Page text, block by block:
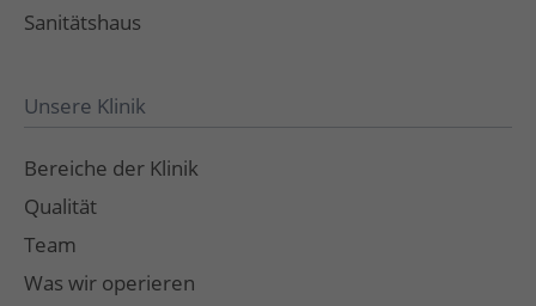
Sanitätshaus
Unsere Klinik
Bereiche der Klinik
Qualität
Team
Was wir operieren